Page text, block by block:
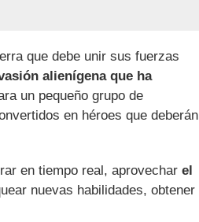
que debe unir sus fuerzas
alienígena que ha
un pequeño grupo de
en héroes que deberán
en tiempo real, aprovechar el
nuevas habilidades, obtener